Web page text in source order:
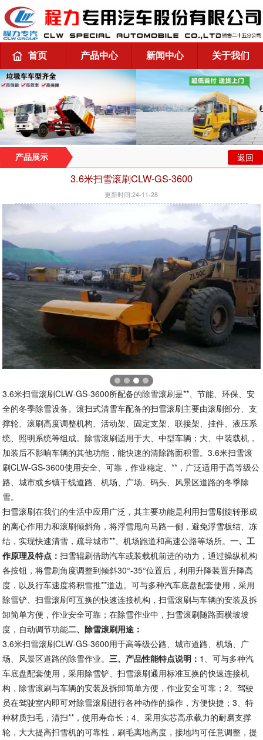
首页 产品中心 新闻中心 关于我们
产品展示 返回
3.6米扫雪滚刷CLW-GS-3600
更新时间:24-11-28
3.6米扫雪滚刷CLW-GS-3600所配备的除雪滚刷是**、节能、环保、安
全的冬季除雪设备。滚扫式清雪车配备的扫雪滚刷主要由滚刷部分、支
撑轮、滚刷高度调整机构、活动架、固定支架、联接架、挂件、液压系
统、照明系统等组成。除雪滚刷适用于大、中型车辆；大、中装载机，
加装后不影响车辆的其他功能，能快速的清除路面积雪。3.6米扫雪滚
刷CLW-GS-3600使用安全、可靠，作业稳定、**，广泛适用于高等级公
路、城市或乡镇干线道路、机场、广场、码头、风景区道路的冬季除
雪。
扫雪滚刷在我们的生活中应用广泛，其主要功能是利用扫雪刷旋转形成
的离心作用力和滚刷倾斜角，将浮雪甩向马路一侧，避免浮雪板结、冻
结，实现快速清雪，疏导城市**、机场跑道和高速公路等场所。一、工
作原理及特点：扫雪辊刷借助汽车或装载机前进的动力，通过操纵机构
各按钮，将雪刷角度调整到倾斜30°-35°位置后，利用升降装置升降高
度，以及行车速度将积雪推**道边。可与多种汽车底盘配套使用，采用
除雪铲、扫雪滚刷可互换的快速连接机构，扫雪滚刷与车辆的安装及拆
卸简单方便，作业安全可靠；在除雪作业中，扫雪滚刷随路面横坡坡
度，自动调节功能二、除雪滚刷用途：
3.6米扫雪滚刷CLW-GS-3600用于高等级公路、城市道路、机场、广
场、风景区道路的除雪作业。三、产品性能特点说明： 1、可与多种汽
车底盘配套使用，采用除雪铲、扫雪滚刷通用标准互换的快速连接机
构，除雪滚刷与车辆的安装及拆卸简单方便，作业安全可靠；2、驾驶
员在驾驶室内即可对除雪滚刷进行各种动作的操作，方便快捷；3、特
种材质扫毛，清扫**，使用寿命长；4、采用实芯高承载力的耐磨支撑
轮，大大提高扫雪机的可靠性，刷毛离地高度，接地均可任意调整，提